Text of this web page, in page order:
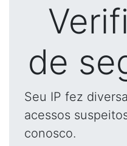
de
Seu IP fez
acessos
conosco.